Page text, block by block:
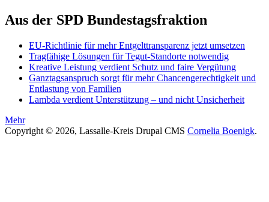
Aus der SPD Bundestagsfraktion
EU-Richtlinie für mehr Entgelttransparenz jetzt umsetzen
Tragfähige Lösungen für Tegut-Standorte notwendig
Kreative Leistung verdient Schutz und faire Vergütung
Ganztagsanspruch sorgt für mehr Chancengerechtigkeit und
Entlastung von Familien
Lambda verdient Unterstützung – und nicht Unsicherheit
Mehr
Copyright © 2026, Lassalle-Kreis Drupal CMS Cornelia Boenigk.